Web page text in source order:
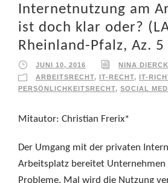
Internetnutzung am
ist doch klar oder?
Rheinland-Pfalz, Az.
JUNI 10, 2016
NINA
ARBEITSRECHT, IT-RECHT, IT-
PERSÖNLICHKEITSRECHT, SOCIAL
Mitautor: Christian Frerix*
Der Umgang mit der privaten
Arbeitsplatz bereitet Unternehmen
Probleme. Mal wird die Nutzung